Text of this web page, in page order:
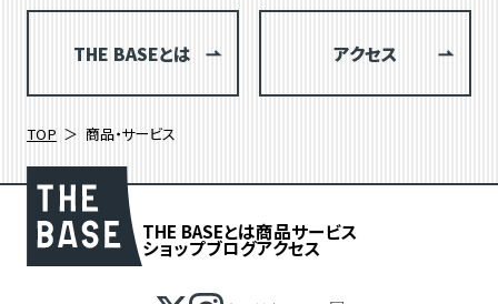
THE BASEとは アクセス
TOP 商品・サービス
THE BASEとは商品サービス
ショップブログアクセス